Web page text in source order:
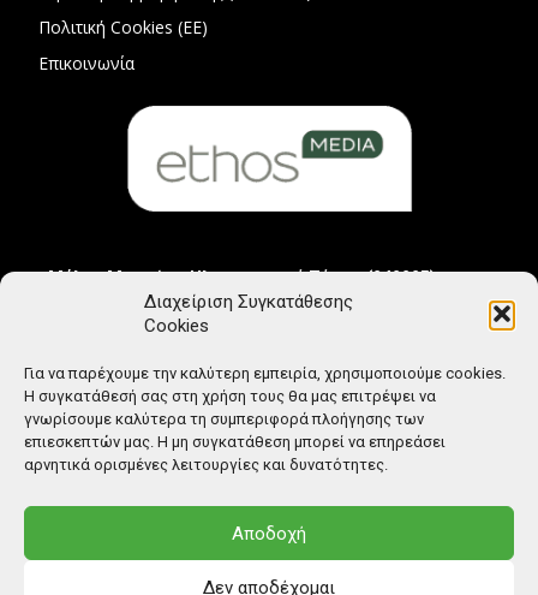
Διαχείριση Συγκατάθεσης
Cookies
Για να παρέχουμε την καλύτερη εμπειρία, χρησιμοποιούμε cookies.
Η συγκατάθεσή σας στη χρήση τους θα μας επιτρέψει να
γνωρίσουμε καλύτερα τη συμπεριφορά πλοήγησης των
επιεσκεπτών μας. Η μη συγκατάθεση μπορεί να επηρεάσει
αρνητικά ορισμένες λειτουργίες και δυνατότητες.
Αποδοχή
Δεν αποδέχομαι
Πολιτική Cookies (ΕΕ)
Επικοινωνία
Μέλος Μητρώου Ηλεκτρονικού Τύπου (242225)